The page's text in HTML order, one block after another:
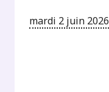
mardi 2 juin 2026